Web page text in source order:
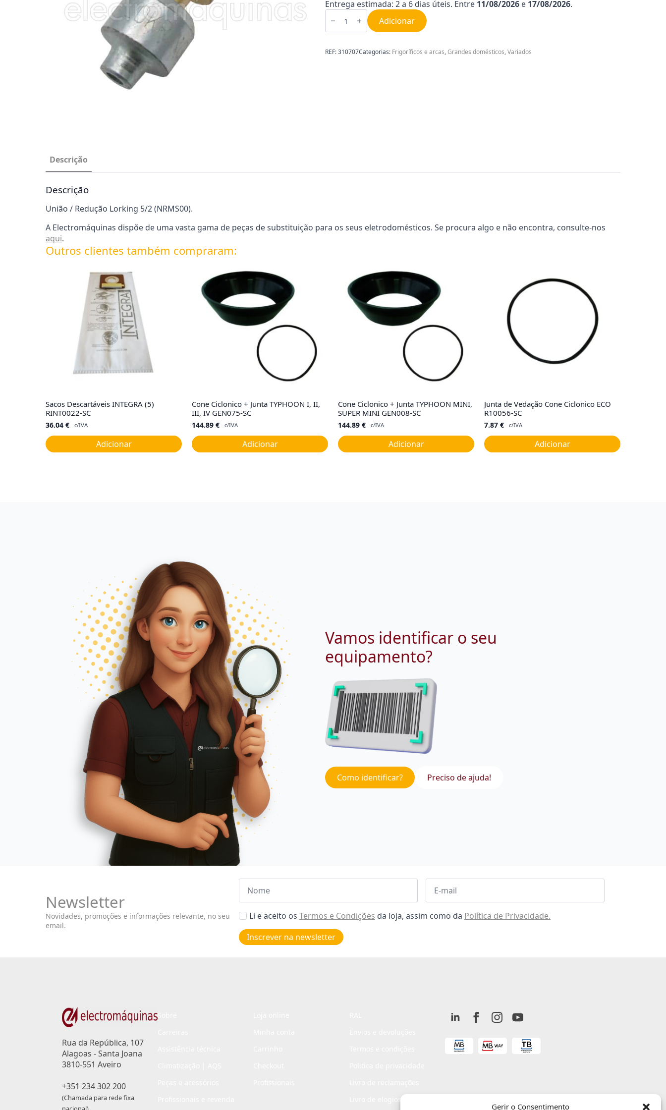
Gerir o Consentimento
Entrega estimada: 2 a 6 dias úteis. Entre 11/08/2026 e 17/08/2026.
Quantidade
de
Lorking
310707
Adicionar
REF:310707Categorias: Frigoríficos e arcas,Grandes domésticos,Variados
Descrição
Descrição
União / Redução Lorking 5/2 (NRMS00).
A Electromáquinas dispõe de uma vasta gama de peças de substituição para os seus eletrodomésticos. Se procura algo e não encontra, consulte-nos
aqui.
Outros clientes também compraram:
Sacos Descartáveis INTEGRA (5)
RINT0022-SC
36.04 € c/IVA
Adicionar
Cone Ciclonico + Junta TYPHOON I, II,
III, IV GEN075-SC
144.89 € c/IVA
Adicionar
Cone Ciclonico + Junta TYPHOON MINI,
SUPER MINI GEN008-SC
144.89 € c/IVA
Adicionar
Junta de Vedação Cone Ciclonico ECO
R10056-SC
7.87 € c/IVA
Adicionar
Vamos identificar o seu
equipamento?
Como identificar? Preciso de ajuda!
Newsletter
Novidades, promoções e informações relevante, no seu
email.
Nome Email
Aceitar
de
privacidade
Li e aceito os Termos e Condições da loja, assim como da Política de Privacidade.
Inscrever na newsletter
Rua da República, 107
Alagoas - Santa Joana
3810-551 Aveiro
+351 234 302 200
(Chamada para rede fixa
Livro de elogios